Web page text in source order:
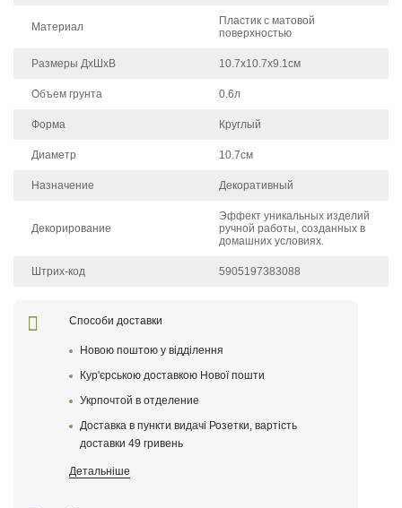
Материал
Пластик с матовой
поверхностью
Размеры ДхШхВ 10.7х10.7х9.1см
Объем грунта 0.6л
Форма Круглый
Диаметр 10.7см
Назначение Декоративный
Декорирование
Эффект уникальных изделий
ручной работы, созданных в
домашних условиях.
Штрих-код 5905197383088
Написать отзыв
После того как ваш отзыв пройдет модерацию, он
появится на сайте
Поставте оценку товару
Способи доставки
Новою поштою у відділення
Кур'єрською доставкою Нової пошти
Укрпочтой в отделениe
Доставка в пункти видачі Розетки, вартість
доставки 49 гривень
Детальніше